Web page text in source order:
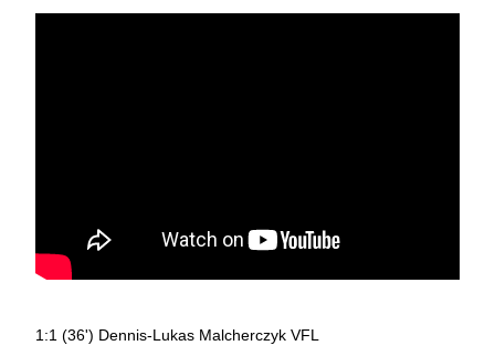
1:1 (36') Dennis-Lukas Malcherczyk VFL